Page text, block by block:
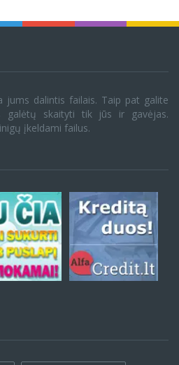
jums dalintis failais. Taip pat galite
galėtų skaityti tik jūs ir gavėjas.
įkeldami failus.